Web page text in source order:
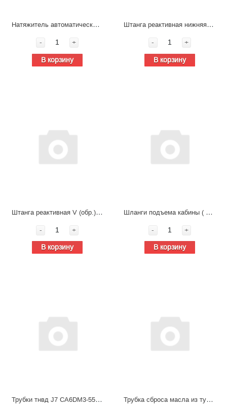
Натяжитель автоматический ремня в сборе J7 CA6DM3 1023010BM50-02000
-
+
В корзину
Штанга реактивная нижняя FAW J7
-
+
В корзину
Штанга реактивная V (обр.) верхняя FAW J7
-
+
В корзину
Шланги подъема кабины ( в сборе) 5002110-2000-C00/A+5002085-2000-C00/C+5002100-2000-C00/G+5002080-20
-
+
В корзину
Трубки тнвд J7 CA6DM3-55E53 ( оригинал в сборе)
Трубка сброса масла из турбокомпрессора J7 CA6DM3-55E53